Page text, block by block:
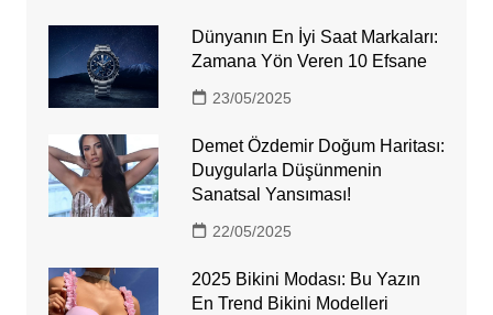
Dünyanın En İyi Saat Markaları:
Zamana Yön Veren 10 Efsane
23/05/2025
Demet Özdemir Doğum Haritası:
Duygularla Düşünmenin
Sanatsal Yansıması!
22/05/2025
2025 Bikini Modası: Bu Yazın
En Trend Bikini Modelleri